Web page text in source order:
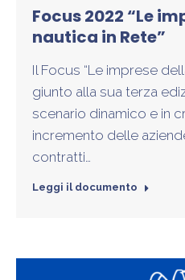
Focus 2022 “Le
nautica in Rete”
Il Focus “Le imprese
giunto alla sua terza
scenario dinamico e in
incremento delle
contratti…
Leggi il documento